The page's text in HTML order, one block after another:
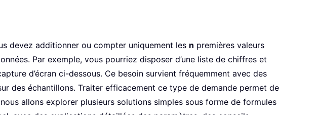
devez additionner ou compter uniquement les n premières valeurs
Par exemple, vous pourriez disposer d’une liste de chiffres et
d’écran ci-dessous. Ce besoin survient fréquemment avec des
des échantillons. Traiter efficacement ce type de demande permet de
allons explorer plusieurs solutions simples sous forme de formules